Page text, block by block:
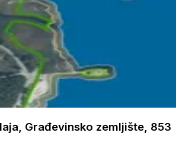
Građevinsko zemljište, 853